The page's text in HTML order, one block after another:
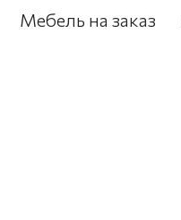
Мебель на заказ